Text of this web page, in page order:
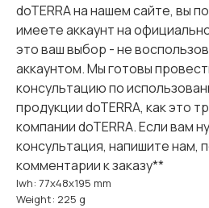
doTERRA на нашем сайте, вы
имеете аккаунт на
это ваш выбор - не
аккаунтом. Мы готовы
консультацию по
продукции doTERRA, как это
компании doTERRA. Если вам
консультация, напишите нам,
комментарии к заказу**
lwh: 77x48x195 mm
Weight: 225 g